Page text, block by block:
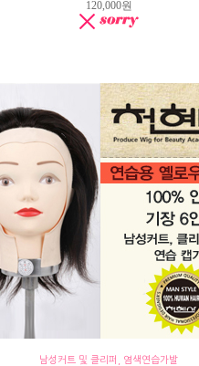
120,000원
남성커트 및 클리퍼, 염색연습가발